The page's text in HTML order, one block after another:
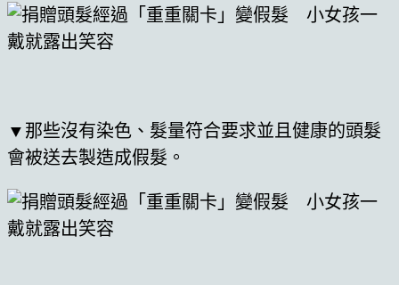
▼那些沒有染色、髮量符合要求並且健康的頭髮
會被送去製造成假髮。